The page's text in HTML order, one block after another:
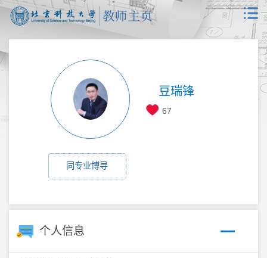
豆瑞锋
67
同专业博导
个人信息